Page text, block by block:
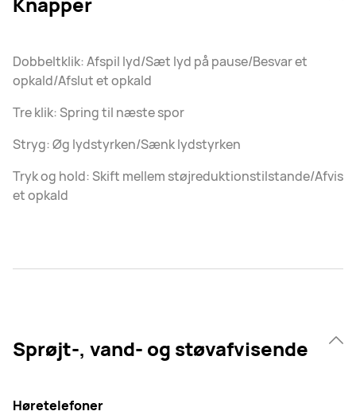
Dobbeltklik: Afspil lyd/Sæt lyd på pause/Besvar et
opkald/Afslut et opkald
Tre klik: Spring til næste spor
Stryg: Øg lydstyrken/Sænk lydstyrken
Tryk og hold: Skift mellem støjreduktionstilstande/Afvis
et opkald
Sprøjt-, vand- og støvafvisende
Høretelefoner